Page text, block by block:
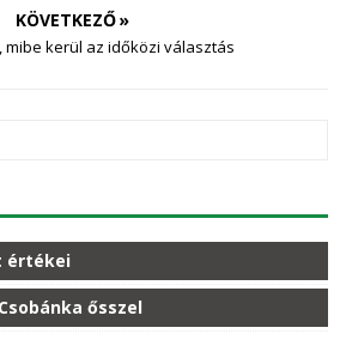
KÖVETKEZŐ »
mibe kerül az időközi választás
értékei
ősszel